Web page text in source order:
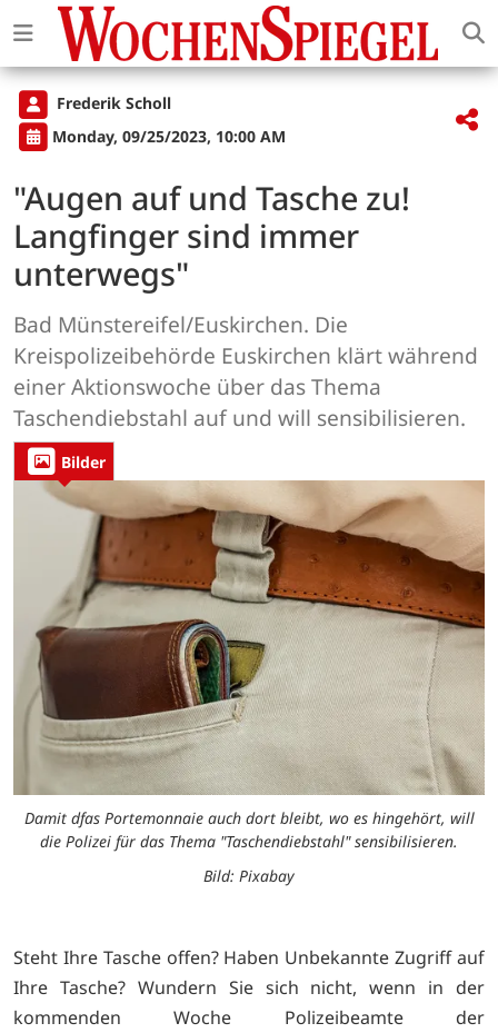
Frederik Scholl
Monday, 09/25/2023, 10:00 AM
"Augen auf und Tasche zu!
Langfinger sind immer
unterwegs"
Bad Münstereifel/Euskirchen. Die
Kreispolizeibehörde Euskirchen klärt während
einer Aktionswoche über das Thema
Taschendiebstahl auf und will sensibilisieren.
Bilder
Damit dfas Portemonnaie auch dort bleibt, wo es hingehört, will
die Polizei für das Thema "Taschendiebstahl" sensibilisieren.
Bild: Pixabay
Steht Ihre Tasche offen? Haben Unbekannte Zugriff auf
Ihre Tasche? Wundern Sie sich nicht, wenn in der
kommenden Woche Polizeibeamte der